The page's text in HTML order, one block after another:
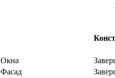
Окна
Фасад